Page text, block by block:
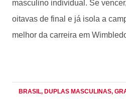
masculino individual. Se
oitavas de final e já isola a
melhor da carreira em
BRASIL, DUPLAS MASCULINAS,